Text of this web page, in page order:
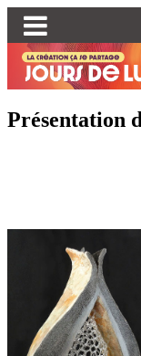
Présentation